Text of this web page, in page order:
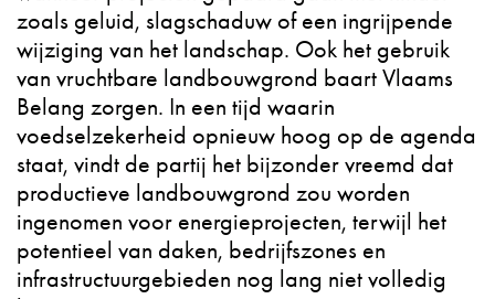
zoals geluid, slagschaduw of een ingrijpende
wijziging van het landschap. Ook het gebruik
van vruchtbare landbouwgrond baart Vlaams
Belang zorgen. In een tijd waarin
voedselzekerheid opnieuw hoog op de agenda
staat, vindt de partij het bijzonder vreemd dat
productieve landbouwgrond zou worden
ingenomen voor energieprojecten, terwijl het
potentieel van daken, bedrijfszones en
infrastructuurgebieden nog lang niet volledig